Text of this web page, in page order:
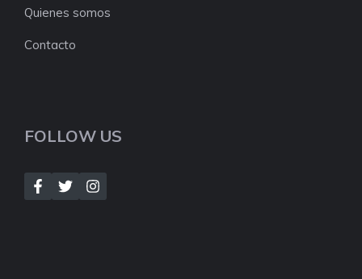
Quienes somos
Contacto
FOLLOW US